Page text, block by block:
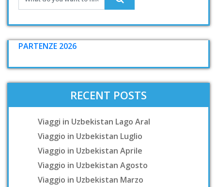
PARTENZE 2026
RECENT POSTS
Viaggi in Uzbekistan Lago Aral
Viaggio in Uzbekistan Luglio
Viaggio in Uzbekistan Aprile
Viaggio in Uzbekistan Agosto
Viaggio in Uzbekistan Marzo